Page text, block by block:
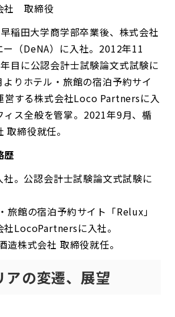
社 取締役
稲田大学商学部卒業後、株式会社
ー（DeNA）に入社。2012年11
目に公認会計士試験論文式試験に
りホテル・旅館の宿泊予約サイ
営する株式会社Loco Partnersに入
ィス全般を管掌。2021年9月、楯
締役就任。
歴
。公認会計士試験論文式試験に
旅館の宿泊予約サイト「Relux」
LocoPartnersに入社。
造株式会社 取締役就任。
アの変遷、展望